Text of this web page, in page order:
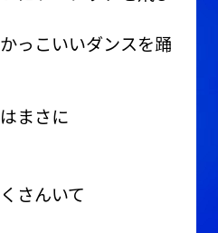
っこいいダンスを踊
まさに
さんいて